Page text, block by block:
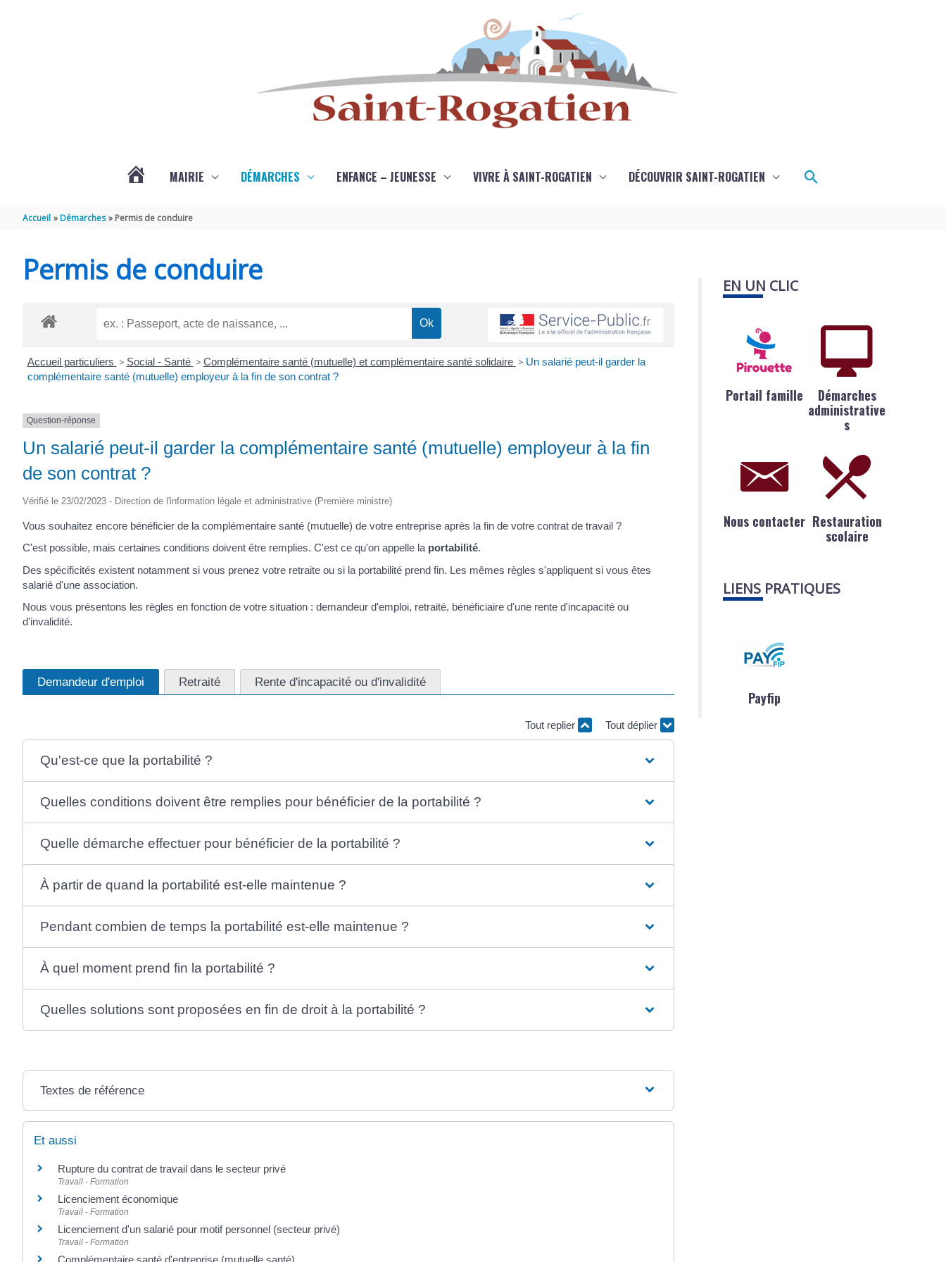
ROGATIEN
MAIRIE DÉMARCHES ENFANCE – JEUNESSE VIVRE À SAINT-ROGATIEN DÉCOUVRIR SAINT-ROGATIEN Rechercher
Accueil Démarches Permis de conduire
Permis de conduire
Accueil particuliers > Social - Santé > Complémentaire santé (mutuelle) et complémentaire santé solidaire > Un salarié peut-il garder la
complémentaire santé (mutuelle) employeur à la fin de son contrat ?
Question-réponse
Un salarié peut-il garder la complémentaire santé (mutuelle) employeur à la fin
de son contrat ?
Vérifié le 23/02/2023 - Direction de l'information légale et administrative (Première ministre)
Vous souhaitez encore bénéficier de la complémentaire santé (mutuelle) de votre entreprise après la fin de votre contrat de travail ?
C'est possible, mais certaines conditions doivent être remplies. C'est ce qu'on appelle la portabilité.
Des spécificités existent notamment si vous prenez votre retraite ou si la portabilité prend fin. Les mêmes règles s'appliquent si vous êtes
salarié d'une association.
Nous vous présentons les règles en fonction de votre situation : demandeur d'emploi, retraité, bénéficiaire d'une rente d'incapacité ou
d'invalidité.
Demandeur d'emploi Retraité Rente d'incapacité ou d'invalidité
Tout replier Tout déplier
Qu'est-ce que la portabilité ?
Quelles conditions doivent être remplies pour bénéficier de la portabilité ?
Quelle démarche effectuer pour bénéficier de la portabilité ?
À partir de quand la portabilité est-elle maintenue ?
Pendant combien de temps la portabilité est-elle maintenue ?
À quel moment prend fin la portabilité ?
Quelles solutions sont proposées en fin de droit à la portabilité ?
Textes de référence
Et aussi
Rupture du contrat de travail dans le secteur privé
Travail - Formation
Licenciement économique
Travail - Formation
Licenciement d'un salarié pour motif personnel (secteur privé)
Travail - Formation
EN UN CLIC
Portail famille
Démarches
administrative
s
Nous contacter Restauration
scolaire
LIENS PRATIQUES
Payfip